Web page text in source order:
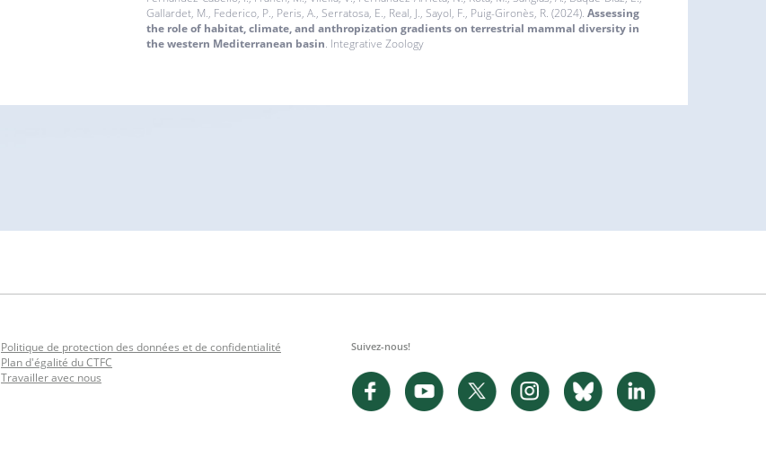
Gallardet, M., Federico, P., Peris, A., Serratosa, E., Real, J., Sayol, F., Puig-Gironès, R. (2024). Assessing
the role of habitat, climate, and anthropization gradients on terrestrial mammal diversity in
the western Mediterranean basin. Integrative Zoology
Politique de protection des données et de confidentialité
Plan d'égalité du CTFC
Travailler avec nous
Suivez-nous!